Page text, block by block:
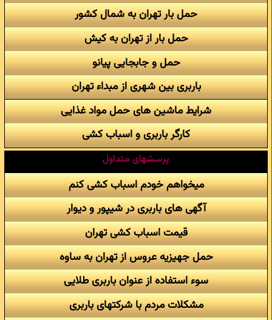
حمل بار تهران به شمال کشور
حمل بار از تهران به کیش
حمل و جابجایی پیانو
باربری بین شهری از مبداء تهران
شرایط ماشین های حمل مواد غذایی
کارگر باربری و اسباب کشی
پرسشهای متداول
میخواهم خودم اسباب کشی کنم
آگهی های باربری در شیپور و دیوار
قیمت اسباب کشی تهران
حمل جهیزیه عروس از تهران به ساوه
سوء استفاده از عنوان باربری طلایی
مشکلات مردم با شرکتهای باربری